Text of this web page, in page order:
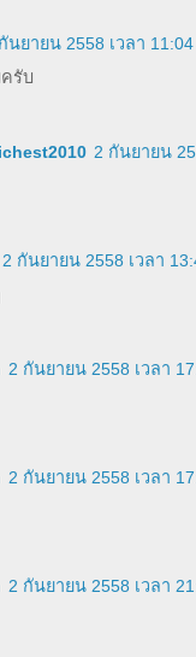
นยายน 2558 เวลา 11:04
รับ
2 กันยายน
2 กันยายน 2558 เวลา
2 กันยายน 2558 เวลา
2 กันยายน 2558 เวลา
2 กันยายน 2558 เวลา